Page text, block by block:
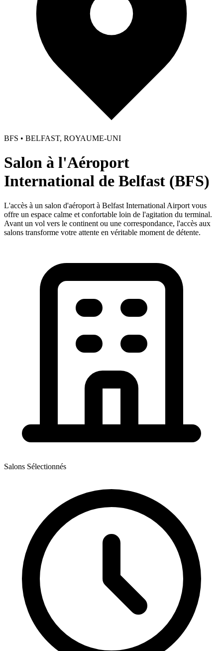
BFS • BELFAST, ROYAUME-UNI
Salon à l'Aéroport
International de Belfast (BFS)
L'accès à un salon d'aéroport à Belfast International Airport vous
offre un espace calme et confortable loin de l'agitation du terminal.
Avant un vol vers le continent ou une correspondance, l'accès aux
salons transforme votre attente en véritable moment de détente.
Salons Sélectionnés